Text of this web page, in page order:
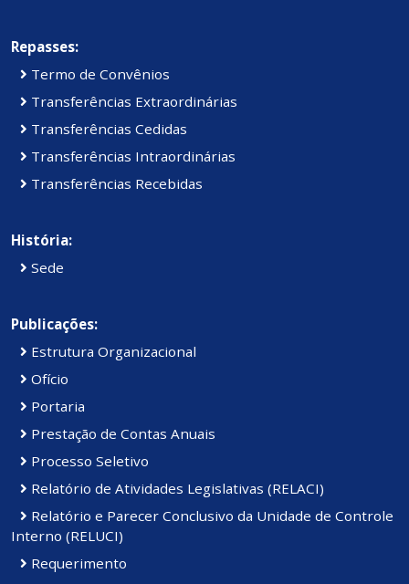
Repasses:
Termo de Convênios
Transferências Extraordinárias
Transferências Cedidas
Transferências Intraordinárias
Transferências Recebidas
História:
Sede
Publicações:
Estrutura Organizacional
Ofício
Portaria
Prestação de Contas Anuais
Processo Seletivo
Relatório de Atividades Legislativas (RELACI)
Relatório e Parecer Conclusivo da Unidade de Controle
Interno (RELUCI)
Requerimento